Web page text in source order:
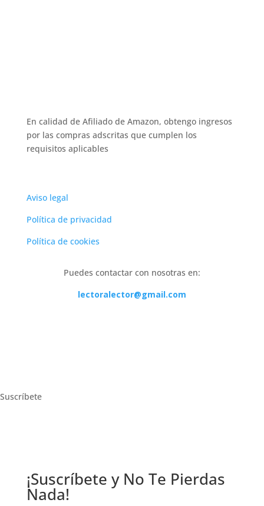
En calidad de Afiliado de Amazon, obtengo ingresos
por las compras adscritas que cumplen los
requisitos aplicables
Aviso legal
Política de privacidad
Política de cookies
Puedes contactar con nosotras en:
lectoralector@gmail.com
Suscríbete
¡Suscríbete y No Te Pierdas
Nada!